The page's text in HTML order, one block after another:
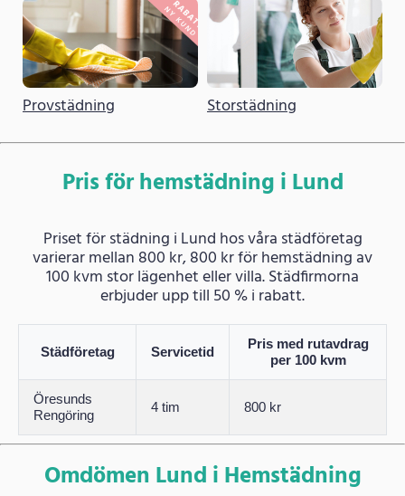
Provstädning Storstädning
Pris för hemstädning i Lund
Priset för städning i Lund hos våra städföretag
varierar mellan 800 kr, 800 kr för hemstädning av
100 kvm stor lägenhet eller villa. Städfirmorna
erbjuder upp till 50 % i rabatt.
Städföretag Servicetid
Pris med rutavdrag
per 100 kvm
Öresunds
Rengöring
4 tim 800 kr
Omdömen Lund i Hemstädning